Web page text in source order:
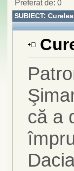
Preferat de: 0
SUBIECT:
că a